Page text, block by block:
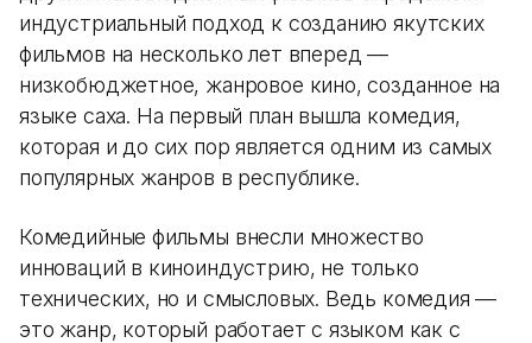
индустриальный подход к созданию якутских
фильмов на несколько лет вперед —
низкобюджетное, жанровое кино, созданное на
языке саха. На первый план вышла комедия,
которая и до сих пор является одним из самых
популярных жанров в республике.
Комедийные фильмы внесли множество
инноваций в киноиндустрию, не только
технических, но и смысловых. Ведь комедия —
это жанр, который работает с языком как с